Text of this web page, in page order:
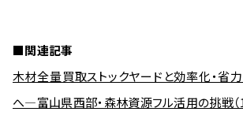
■関連記事
木材全量買取ストックヤードと効率化・省力
へ―富山県西部・森林資源フル活用の挑戦（1